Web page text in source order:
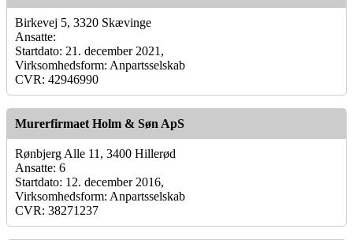
Birkevej 5, 3320 Skævinge
Ansatte:
Startdato: 21. december 2021,
Virksomhedsform: Anpartsselskab
CVR: 42946990
Murerfirmaet Holm & Søn ApS
Rønbjerg Alle 11, 3400 Hillerød
Ansatte: 6
Startdato: 12. december 2016,
Virksomhedsform: Anpartsselskab
CVR: 38271237